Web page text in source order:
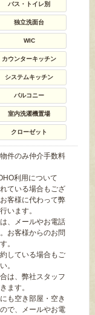
バス・トイレ別
独立洗面台
WIC
カウンターキッチン
システムキッチン
バルコニー
室内洗濯機置場
クローゼット
件のみ仲介手数料
利用について
ている場合もござ
客様に代わって弊
います。
、メールやお電話
お客様からのお問
。
している場合もご
。
は、弊社スタッフ
ます。
も空き部屋・空き
で、メールやお電